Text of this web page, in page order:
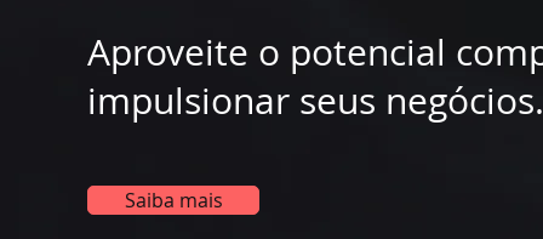
Aproveite o potencial
impulsionar seus negócios.
Saiba mais